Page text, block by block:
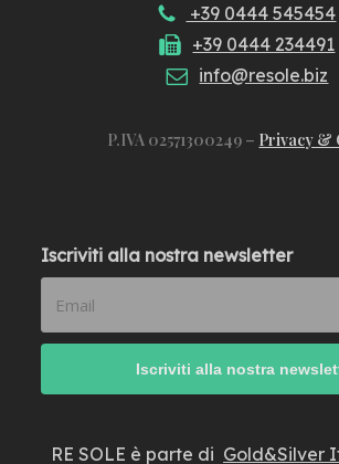
+39 0444 545454
+39 0444 234491
info@resole.biz
P.IVA 02571300249 – Privacy &
Iscriviti alla nostra newsletter
RE SOLE è parte di Gold&Silver